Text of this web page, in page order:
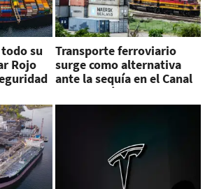
su
Rojo
Transporte ferroviario
surge como alternativa
ante la sequía en el Canal
de Panamá